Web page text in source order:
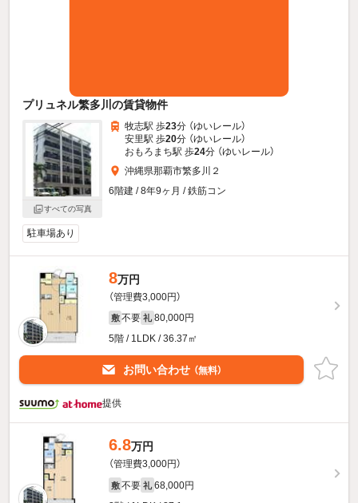
プリュネル繁多川の賃貸物件
すべての写真
牧志駅 歩23分 （ゆいレール）
安里駅 歩20分 （ゆいレール）
おもろまち駅 歩24分 （ゆいレール）
沖縄県那覇市繁多川２
6階建 / 8年9ヶ月 / 鉄筋コン
駐車場あり
8万円
（管理費3,000円）
敷 不要 礼 80,000円
5階 / 1LDK / 36.37㎡
お問い合わせ （無料）
提供
6.8万円
（管理費3,000円）
敷 不要 礼 68,000円